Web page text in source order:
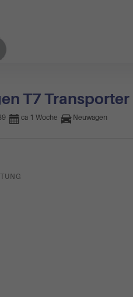
T7 Transporter
ca 1 Woche Neuwagen